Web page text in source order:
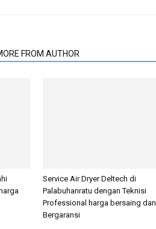
FROM AUTHOR
Service Air Dryer Deltech di
Palabuhanratu dengan Teknisi
Professional harga bersaing dan
Bergaransi